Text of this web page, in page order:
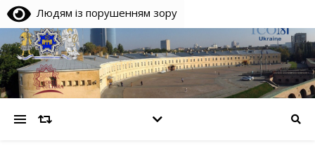
Людям із порушенням зору